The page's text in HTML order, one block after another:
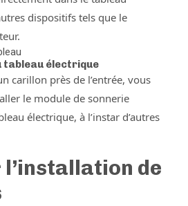
dispositifs tels que le
tableau électrique
carillon près de l’entrée, vous
le module de sonnerie
électrique, à l’instar d’autres
de